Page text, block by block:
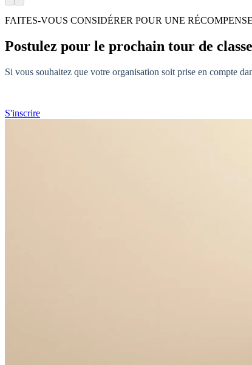
FAITES-VOUS CONSIDÉRER POUR UNE RÉCOMPENSE
Postulez pour le prochain tour de
Si vous souhaitez que votre organisation soit prise en compte
S'inscrire